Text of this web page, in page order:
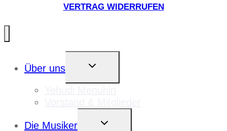
VERTRAG WIDERRUFEN
Über uns
UNTERMENÜ
Die Musiker
UNTERMENÜ